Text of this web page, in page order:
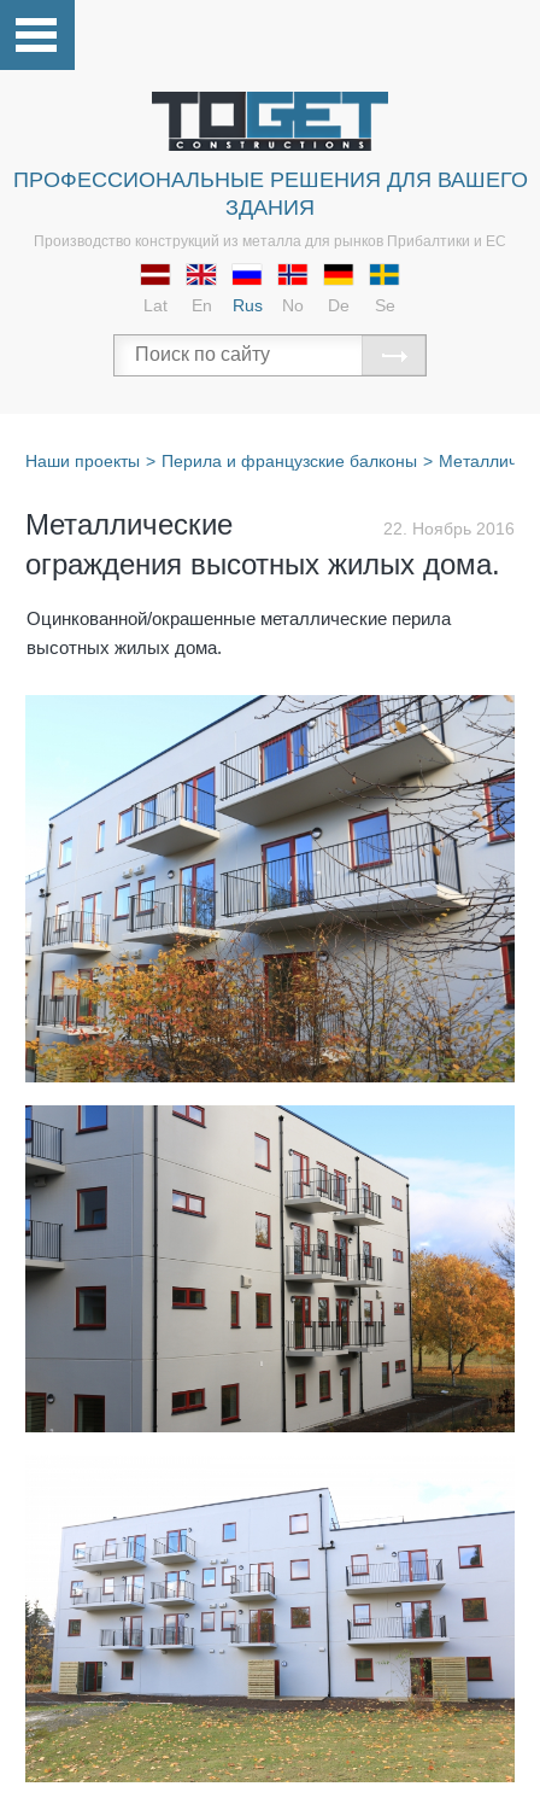
ПРОФЕССИОНАЛЬНЫЕ РЕШЕНИЯ ДЛЯ ВАШЕГО
ЗДАНИЯ
Производство конструкций из металла для рынков Прибалтики и ЕС
Lat En Rus No De Se
Наши проекты > Перила и французские балконы >
22. Ноябрь 2016
Металлические
ограждения высотных жилых дома.
Oцинкованной/окрашенные металлические перила
высотных жилых дома.